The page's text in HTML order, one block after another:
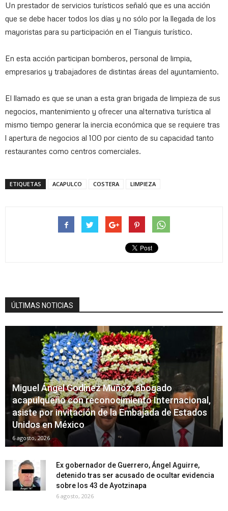
Un prestador de servicios turísticos señaló que es una acción
que se debe hacer todos los días y no sólo por la llegada de los
mayoristas para su participación en el Tianguis turístico.
En esta acción participan bomberos, personal de limpia,
empresarios y trabajadores de distintas áreas del ayuntamiento.
El llamado es que se unan a esta gran brigada de limpieza de sus
negocios, mantenimiento y ofrecer una alternativa turística al
mismo tiempo generar la inercia económica que se requiere tras
l apertura de negocios al 100 por ciento de su capacidad tanto
restaurantes como centros comerciales.
ETIQUETAS ACAPULCO COSTERA LIMPIEZA
ÚLTIMAS NOTICIAS
Miguel Ángel Godínez Muñoz, abogado
acapulqueño con reconocimiento Internacional,
asiste por invitación de la Embajada de Estados
Unidos en México
6 agosto, 2026
Ex gobernador de Guerrero, Ángel Aguirre,
detenido tras ser acusado de ocultar evidencia
sobre los 43 de Ayotzinapa
6 agosto, 2026